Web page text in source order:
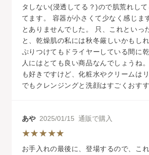
タしない(浸透してる？)ので肌荒れし
てます。 容器が小さくて少なく感じま
とありませんでした。 只、これといっ
と、乾燥肌の私には秋冬厳しいかもし
ぷりつけてもドライヤーしている間に
人にはとても良い商品なんでしょうね
も好きですけど、化粧水やクリームはリ
でもクレンジングと洗顔はすごくおすす
あや2025/01/15 通販で購入
お手入れの最後に、登場するので、こ